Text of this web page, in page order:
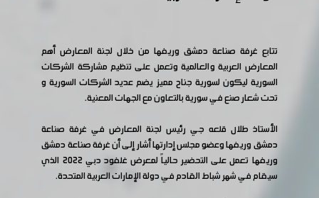
تتابع غرفة صناعة دمشق وريفها من خلال لجنة المعارض أهم
المعارض العربية والعالمية وتعمل على تنظيم مشاركة الشركات
السورية ليكون لسورية جناح مميز يضم عديد الشركات السورية و
تحت شعار صنع في سورية بالتعاون مع الجهات المعنية.
الأستاذ طلال قلعه جي رئيس لجنة المعارض في غرفة صناعة
دمشق وريفها وعضو مجلس إدارتها أشار إلى أن غرفة صناعة دمشق
وريفها تعمل على التحضير حالياً لمعرض غلفود دبي 2022 الذي
سيقام في شهر شباط القادم في دولة الإمارات العربية المتحدة.